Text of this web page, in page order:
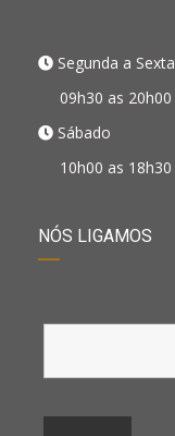
Segunda a Sexta
09h30 as 20h00
Sábado
10h00 as 18h30
NÓS LIGAMOS